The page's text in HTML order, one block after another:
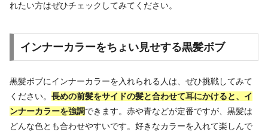
れたい方はぜひチェックしてみてください。
インナーカラーをちょい見せする黒髪ボブ
黒髪ボブにインナーカラーを入れられる人は、ぜひ挑戦してみて
ください。 長めの前髪をサイドの髪と合わせて耳にかけると、イ
ンナーカラーを強調できます。赤や青などが定番ですが、黒髪は
どんな色とも合わせやすいです。好きなカラーを入れて楽しんで